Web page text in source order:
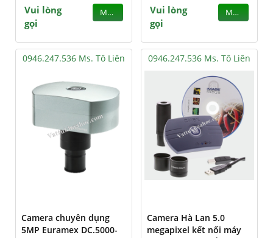
Vui lòng
gọi
MUA
Vui lòng
gọi
MUA
0946.247.536 Ms. Tô Liên
Camera chuyên dụng
5MP Euramex DC.5000-
0946.247.536 Ms. Tô Liên
Camera Hà Lan 5.0
megapixel kết nối máy